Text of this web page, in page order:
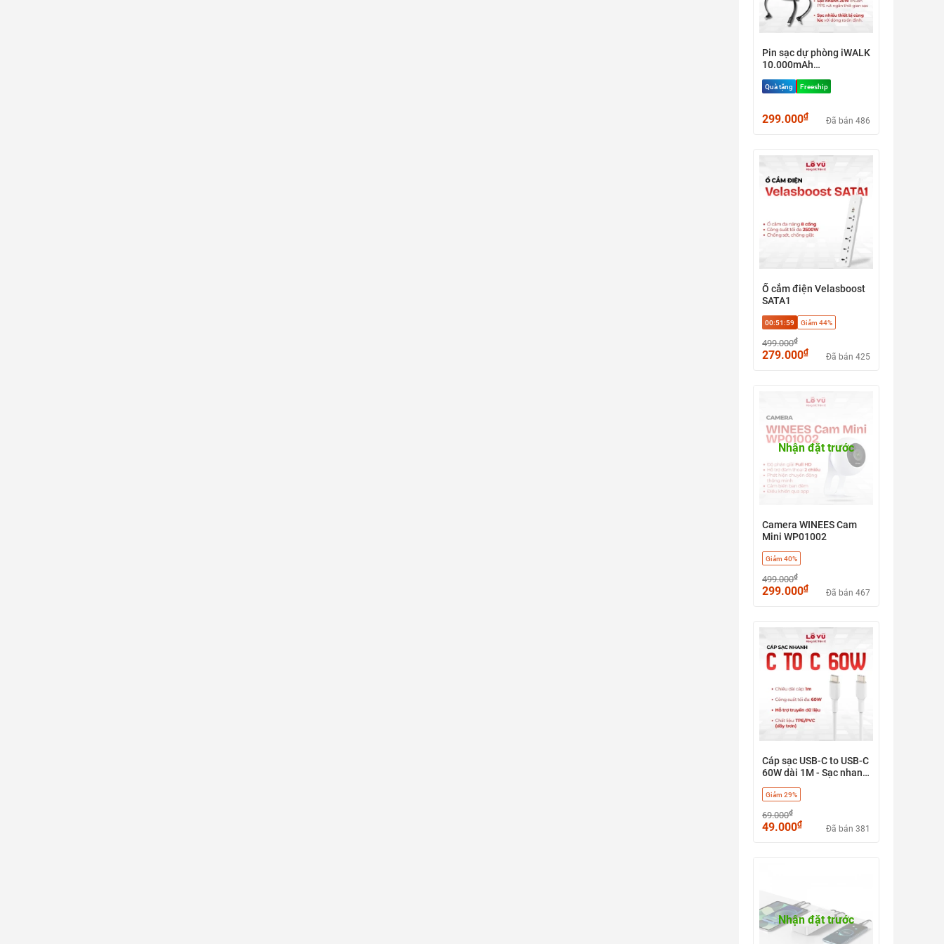
Pin sạc dự phòng iWALK
10.000mAh
sẵn 3 cáp sạc nhanh,
cáp sạc C-C (Hàng
Nobox)
Quà tặng Freeship
299.000₫ Đã bán 486
Ổ cắm điện Velasboost
SATA1
00:51:58 Giảm 44%
499.000₫
279.000₫ Đã bán 425
Nhận đặt trước
Camera WINEES Cam
Mini WP01002
Giảm 40%
499.000₫
299.000₫ Đã bán 467
Cáp sạc USB-C to USB-C
60W dài 1M - Sạc nhanh
nhựa cao cấp, truyền dữ
liệu ổn định
Giảm 29%
69.000₫
49.000₫ Đã bán 381
Nhận đặt trước